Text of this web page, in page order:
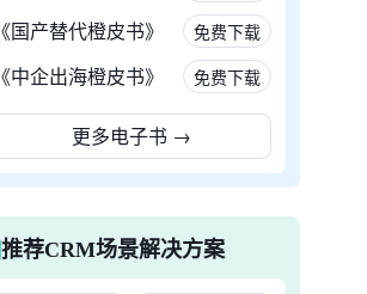
《国产替代橙皮书》 免费下载
《中企出海橙皮书》 免费下载
更多电子书 →
推荐CRM场景解决方案